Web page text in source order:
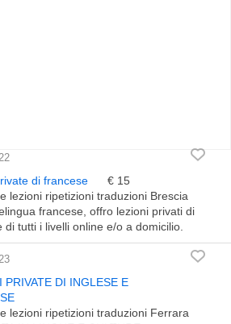
di francese
€ 15
lezioni ripetizioni traduzioni Brescia
francese, offro lezioni privati di
di tutti i livelli online e/o a domicilio.
PRIVATE DI INGLESE E
lezioni ripetizioni traduzioni Ferrara